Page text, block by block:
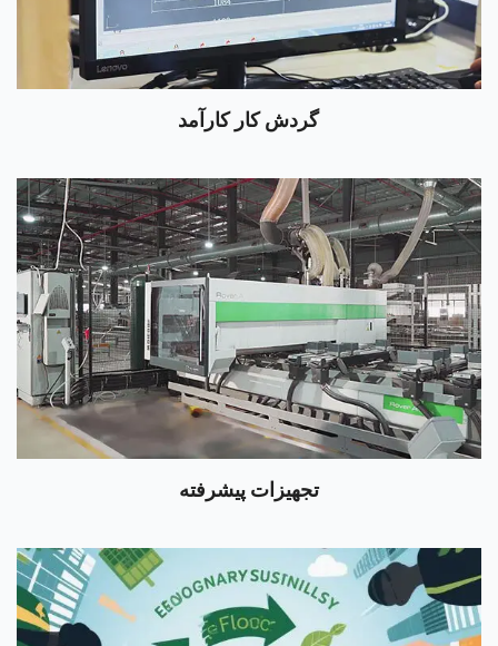
گردش کار کارآمد
تجهیزات پیشرفته